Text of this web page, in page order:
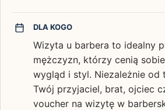
DLA KOGO
Wizyta u barbera to idealny
mężczyzn, którzy cenią
wygląd i styl. Niezależnie od
Twój przyjaciel, brat, ojciec
voucher na wizytę w